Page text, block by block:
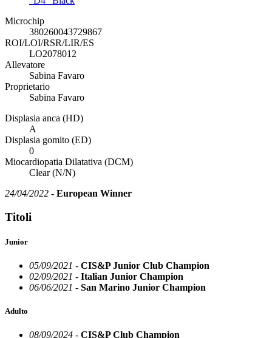
Microchip
380260043729867
ROI/LOI/RSR/LIR/ES
LO2078012
Allevatore
Sabina Favaro
Proprietario
Sabina Favaro
Displasia anca (HD)
A
Displasia gomito (ED)
0
Miocardiopatia Dilatativa (DCM)
Clear (N/N)
24/04/2022 - European Winner
Titoli
Junior
05/09/2021 - CIS&P Junior Club Champion
02/09/2021 - Italian Junior Champion
06/06/2021 - San Marino Junior Champion
Adulto
08/09/2024 - CIS&P Club Champion